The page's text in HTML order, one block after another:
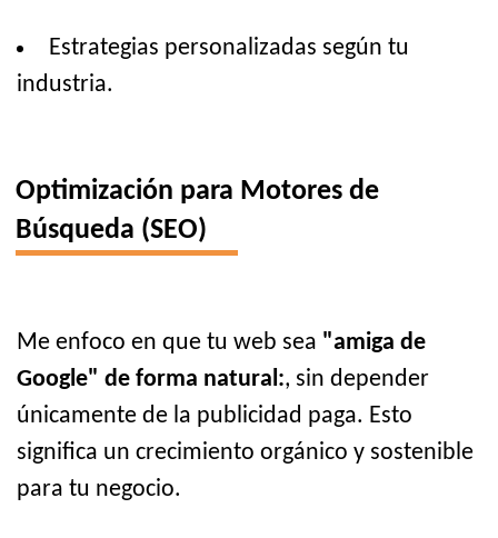
Estrategias personalizadas según tu
industria.
Optimización para Motores de
Búsqueda (SEO)
Me enfoco en que tu web sea "amiga de
Google" de forma natural:, sin depender
únicamente de la publicidad paga. Esto
significa un crecimiento orgánico y sostenible
para tu negocio.